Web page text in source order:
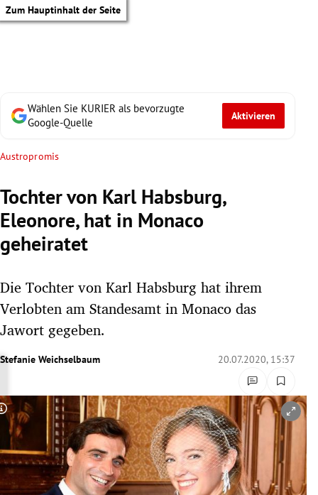
Zum Hauptinhalt der Seite
Untermenü
Untermenü
Untermenü
Untermenü
Untermenü
Wählen Sie KURIER als bevorzugte
Google-Quelle
Aktivieren
Austropromis
Tochter von Karl Habsburg,
Eleonore, hat in Monaco
geheiratet
Die Tochter von Karl Habsburg hat ihrem
Verlobten am Standesamt in Monaco das
Jawort gegeben.
Stefanie Weichselbaum 20.07.2020, 15:37
Copyright-Hinweis öffnen/schließen